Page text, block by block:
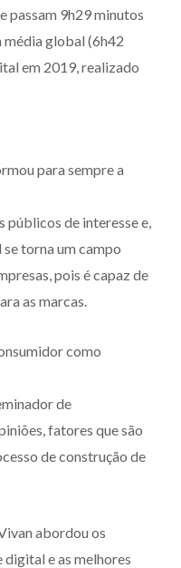
passam 9h29 minutos
média global (6h42
em 2019, realizado
para sempre a
públicos de interesse e,
torna um campo
pois é capaz de
as marcas.
como
de
fatores que são
de construção de
abordou os
e as melhores